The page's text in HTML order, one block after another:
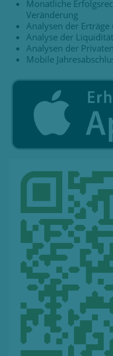
Monatliche
Veränderung
Analysen der
Analyse der
Analysen der
Mobile